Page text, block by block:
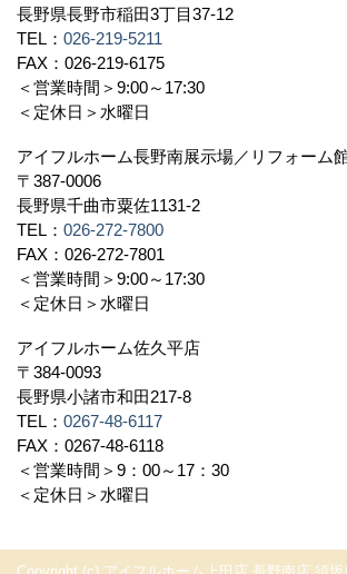
長野県長野市稲田3丁目37-12
TEL： 026-219-5211
FAX：026-219-6175
＜営業時間＞9:00～17:30
＜定休日＞水曜日
アイフルホーム長野南展示場／リフォーム
〒387-0006
長野県千曲市粟佐1131-2
TEL： 026-272-7800
FAX：026-272-7801
＜営業時間＞9:00～17:30
＜定休日＞水曜日
アイフルホーム佐久平店
〒384-0093
長野県小諸市和田217-8
TEL： 0267-48-6117
FAX：0267-48-6118
＜営業時間＞9：00～17：30
＜定休日＞水曜日